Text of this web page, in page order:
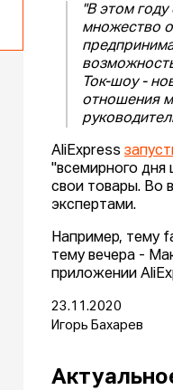
"В этом
множество
Ток-шоу -
отношения
AliExpress
"всемирного дня
свои товары. Во
экспертами.
Например, тему
тему вечера -
приложении
23.11.2020
Игорь Бахарев